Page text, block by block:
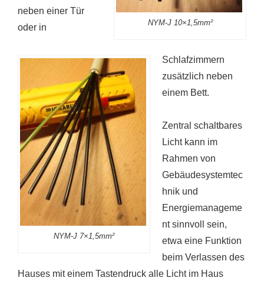
NYM-J 10×1,5mm²
NYM-J 7×1,5mm²
neben einer Tür
oder in
Schlafzimmern
zusätzlich neben
einem Bett.
Zentral schaltbares
Licht kann im
Rahmen von
Gebäudesystemtec
hnik und
Energiemanageme
nt sinnvoll sein,
etwa eine Funktion
beim Verlassen des
Hauses mit einem Tastendruck alle Licht im Haus